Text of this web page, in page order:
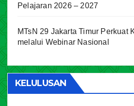
Pelajaran 2026 – 2027
MTsN 29 Jakarta Timur Perkuat
melalui Webinar Nasional
KELULUSAN